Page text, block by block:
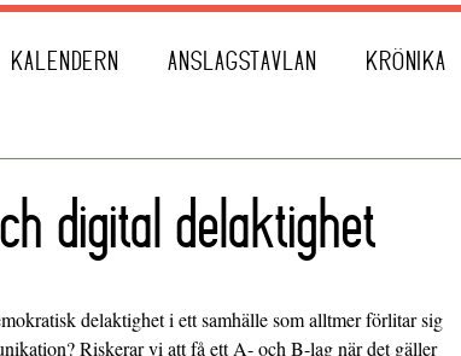
KALENDERN ANSLAGSTAVLAN KRÖNIKA
digital delaktighet
delaktighet i ett samhälle som alltmer förlitar sig
Riskerar vi att få ett A- och B-lag när det gäller